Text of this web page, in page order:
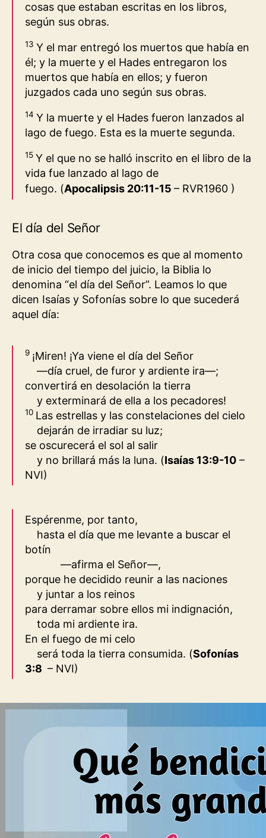
cosas que estaban escritas en los libros,
según sus obras.
13 Y el mar entregó los muertos que había en
él; y la muerte y el Hades entregaron los
muertos que había en ellos; y fueron
juzgados cada uno según sus obras.
14 Y la muerte y el Hades fueron lanzados al
lago de fuego. Esta es la muerte segunda.
15 Y el que no se halló inscrito en el libro de la
vida fue lanzado al lago de
fuego. (Apocalipsis 20:11‭-‬15 – RVR1960 )
El día del Señor
Otra cosa que conocemos es que al momento
de inicio del tiempo del juicio, la Biblia lo
denomina “el día del Señor”. Leamos lo que
dicen Isaías y Sofonías sobre lo que sucederá
aquel día:
9 ¡Miren! ¡Ya viene el día del Señor
—día cruel, de furor y ardiente ira—;
convertirá en desolación la tierra
y exterminará de ella a los pecadores!
10 Las estrellas y las constelaciones del cielo
dejarán de irradiar su luz;
se oscurecerá el sol al salir
y no brillará más la luna. (Isaías 13:9-10 –
NVI)
Espérenme, por tanto,
hasta el día que me levante a buscar el
botín
—afirma el Señor—,
porque he decidido reunir a las naciones
y juntar a los reinos
para derramar sobre ellos mi indignación,
toda mi ardiente ira.
En el fuego de mi celo
será toda la tierra consumida. (Sofonías
3:8 – NVI)